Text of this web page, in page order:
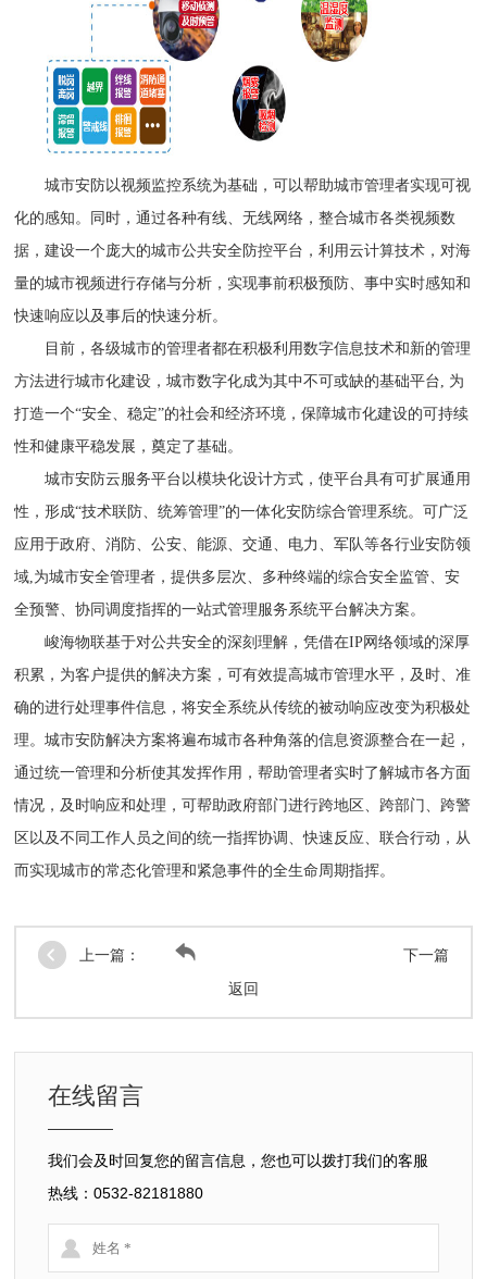
城市安防以视频监控系统为基础，可以帮助城市管理者实现可视
化的感知。同时，通过各种有线、无线网络，整合城市各类视频数
据，建设一个庞大的城市公共安全防控平台，利用云计算技术，对海
量的城市视频进行存储与分析，实现事前积极预防、事中实时感知和
快速响应以及事后的快速分析。
目前，各级城市的管理者都在积极利用数字信息技术和新的管理
方法进行城市化建设，城市数字化成为其中不可或缺的基础平台, 为
打造一个“安全、稳定”的社会和经济环境，保障城市化建设的可持续
性和健康平稳发展，奠定了基础。
城市安防云服务平台以模块化设计方式，使平台具有可扩展通用
性，形成“技术联防、统筹管理”的一体化安防综合管理系统。可广泛
应用于政府、消防、公安、能源、交通、电力、军队等各行业安防领
域,为城市安全管理者，提供多层次、多种终端的综合安全监管、安
全预警、协同调度指挥的一站式管理服务系统平台解决方案。
峻海物联基于对公共安全的深刻理解，凭借在IP网络领域的深厚
积累，为客户提供的解决方案，可有效提高城市管理水平，及时、准
确的进行处理事件信息，将安全系统从传统的被动响应改变为积极处
理。城市安防解决方案将遍布城市各种角落的信息资源整合在一起，
通过统一管理和分析使其发挥作用，帮助管理者实时了解城市各方面
情况，及时响应和处理，可帮助政府部门进行跨地区、跨部门、跨警
区以及不同工作人员之间的统一指挥协调、快速反应、联合行动，从
而实现城市的常态化管理和紧急事件的全生命周期指挥。
上一篇：
返回
下一篇
在线留言
我们会及时回复您的留言信息，您也可以拨打我们的客服
热线：0532-82181880